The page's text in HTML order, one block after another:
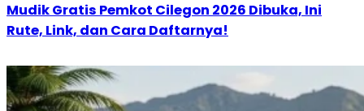
Mudik Gratis Pemkot Cilegon 2026 Dibuka, Ini
Rute, Link, dan Cara Daftarnya!